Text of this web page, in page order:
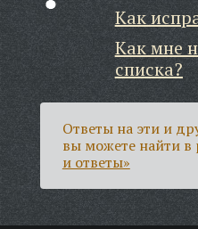
Как
Как мне
списка?
Ответы на эти и
вы можете найти в
и ответы»